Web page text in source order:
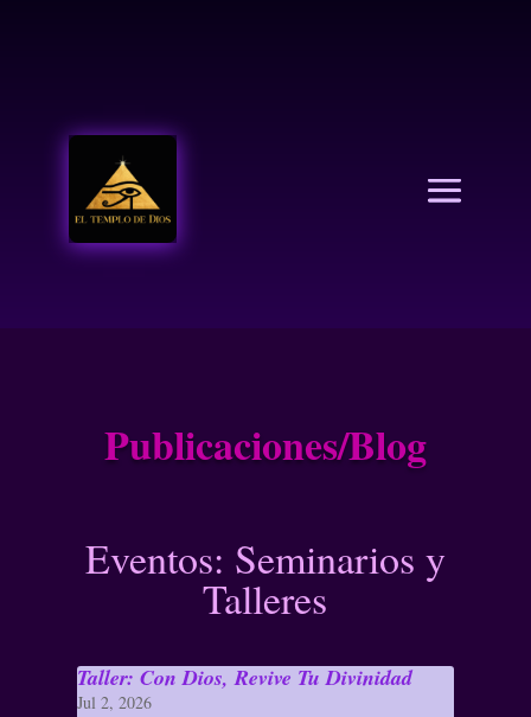
Publicaciones/Blog
Eventos: Seminarios y
Talleres
Taller: Con Dios, Revive Tu Divinidad
Jul 2, 2026